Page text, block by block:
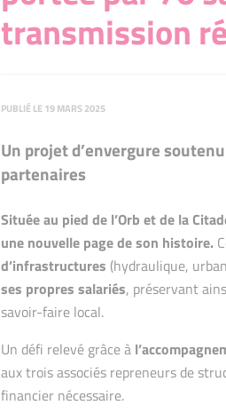
transmission
PUBLIÉ LE 19 MARS 2025
Un projet d’envergure
partenaires
Située au pied de l’Orb et de la
une nouvelle page de son histoire.
d’infrastructures (hydraulique,
ses propres salariés, préservant
savoir-faire local.
Un défi relevé grâce à
aux trois associés repreneurs de
financier nécessaire.